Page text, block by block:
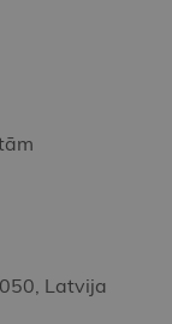
Latvija